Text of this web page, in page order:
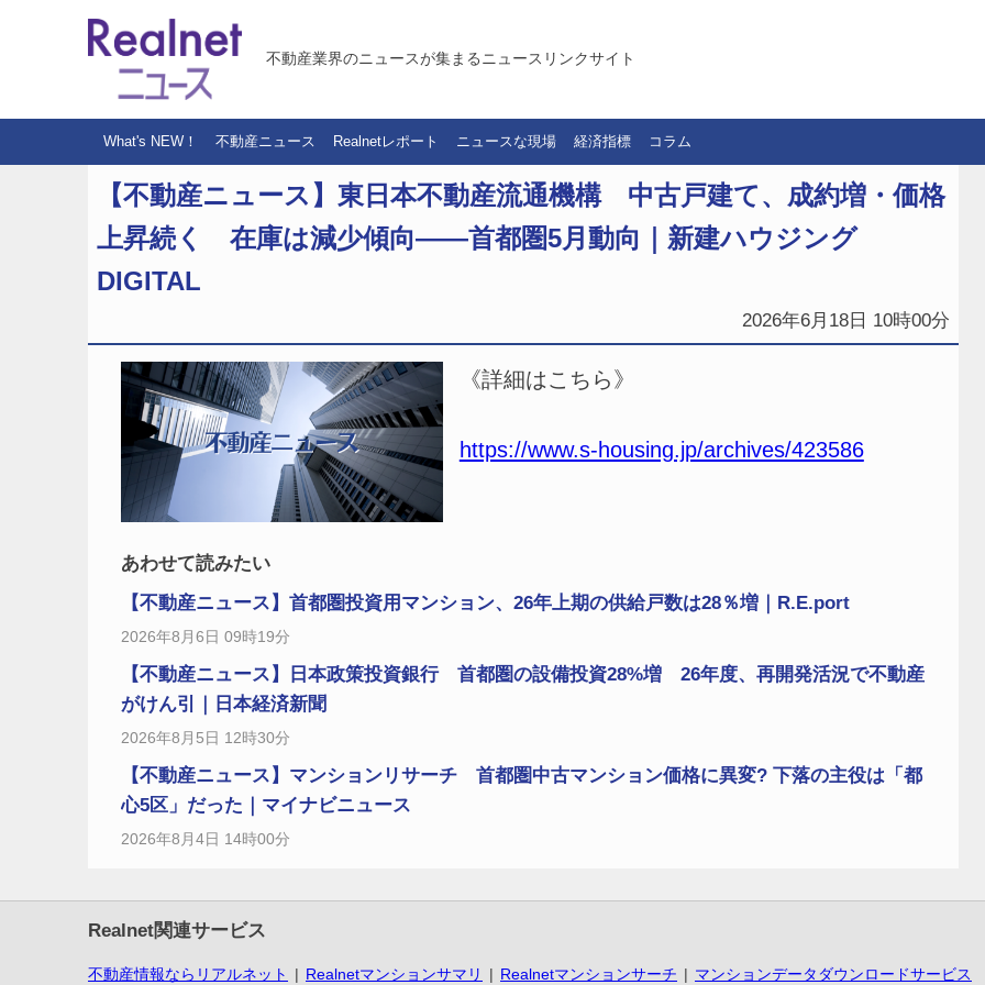
不動産業界のニュースが集まるニュースリンクサイト
What's NEW！ 不動産ニュース Realnetレポート ニュースな現場 経済指標 コラム
【不動産ニュース】東日本不動産流通機構 中古戸建て、成約増・価格
上昇続く 在庫は減少傾向――首都圏5月動向｜新建ハウジング
DIGITAL
2026年6月18日 10時00分
《詳細はこちら》
https://www.s-housing.jp/archives/423586
あわせて読みたい
【不動産ニュース】首都圏投資用マンション、26年上期の供給戸数は28％増｜R.E.port
2026年8月6日 09時19分
【不動産ニュース】日本政策投資銀行 首都圏の設備投資28%増 26年度、再開発活況で不動産
がけん引｜日本経済新聞
2026年8月5日 12時30分
【不動産ニュース】マンションリサーチ 首都圏中古マンション価格に異変? 下落の主役は「都
心5区」だった｜マイナビニュース
2026年8月4日 14時00分
Realnet関連サービス
不動産情報ならリアルネット Realnetマンションサマリ Realnetマンションサーチ マンションデータダウンロードサービス